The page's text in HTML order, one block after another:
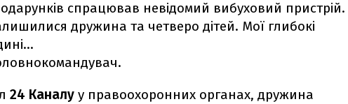
спрацював невідомий вибуховий пристрій.
дружина та четверо дітей. Мої глибокі
24 Каналу у правоохоронних органах, дружина